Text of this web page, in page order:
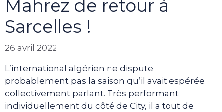
Mahrez de retour à
Sarcelles !
26 avril 2022
L’international algérien ne dispute
probablement pas la saison qu’il avait espérée
collectivement parlant. Très performant
individuellement du côté de City, il a tout de